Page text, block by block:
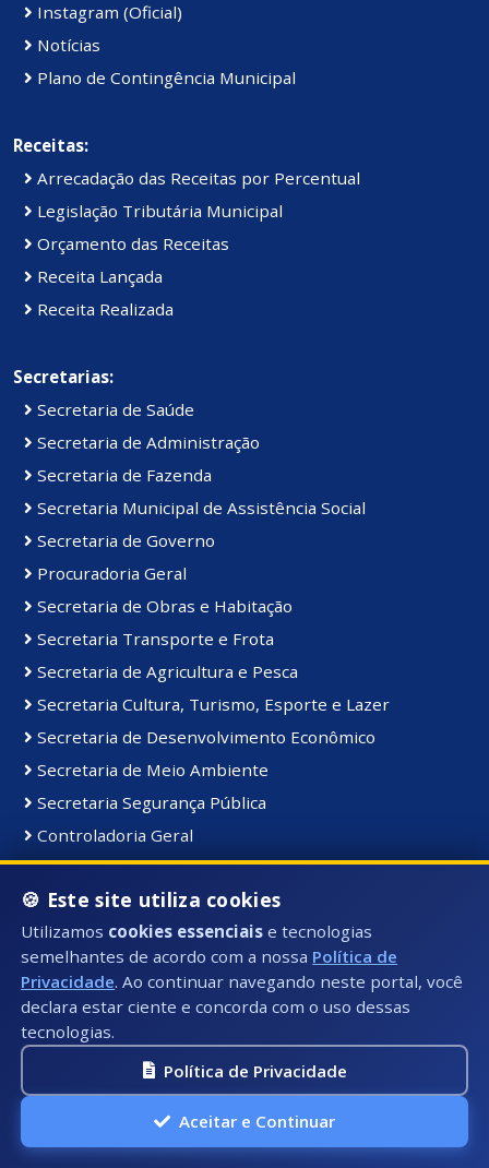
Instagram (Oficial)
Notícias
Plano de Contingência Municipal
Receitas:
Arrecadação das Receitas por Percentual
Legislação Tributária Municipal
Orçamento das Receitas
Receita Lançada
Receita Realizada
Secretarias:
Secretaria de Saúde
Secretaria de Administração
Secretaria de Fazenda
Secretaria Municipal de Assistência Social
Secretaria de Governo
Procuradoria Geral
Secretaria de Obras e Habitação
Secretaria Transporte e Frota
Secretaria de Agricultura e Pesca
Secretaria Cultura, Turismo, Esporte e Lazer
Secretaria de Desenvolvimento Econômico
Secretaria de Meio Ambiente
Secretaria Segurança Pública
Controladoria Geral
Coordenadoria de Comunicação Institucional
Secretaria de Serviços Públicos
Secretaria de Educação
Gabinete do Prefeito
Materiais e Bens:
Bens Consolidados
Bens Imóveis
Bens Intangiveis
🍪 Este site utiliza cookies
Utilizamos cookies essenciais e tecnologias
semelhantes de acordo com a nossa Política de
Privacidade. Ao continuar navegando neste portal, você
declara estar ciente e concorda com o uso dessas
tecnologias.
Política de Privacidade
Aceitar e Continuar